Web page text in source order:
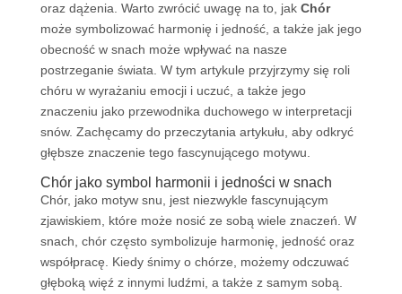
oraz dążenia. Warto zwrócić uwagę na to, jak Chór
może symbolizować harmonię i jedność, a także jak jego
obecność w snach może wpływać na nasze
postrzeganie świata. W tym artykule przyjrzymy się roli
chóru w wyrażaniu emocji i uczuć, a także jego
znaczeniu jako przewodnika duchowego w interpretacji
snów. Zachęcamy do przeczytania artykułu, aby odkryć
głębsze znaczenie tego fascynującego motywu.
Chór jako symbol harmonii i jedności w snach
Chór, jako motyw snu, jest niezwykle fascynującym
zjawiskiem, które może nosić ze sobą wiele znaczeń. W
snach, chór często symbolizuje harmonię, jedność oraz
współpracę. Kiedy śnimy o chórze, możemy odczuwać
głęboką więź z innymi ludźmi, a także z samym sobą.